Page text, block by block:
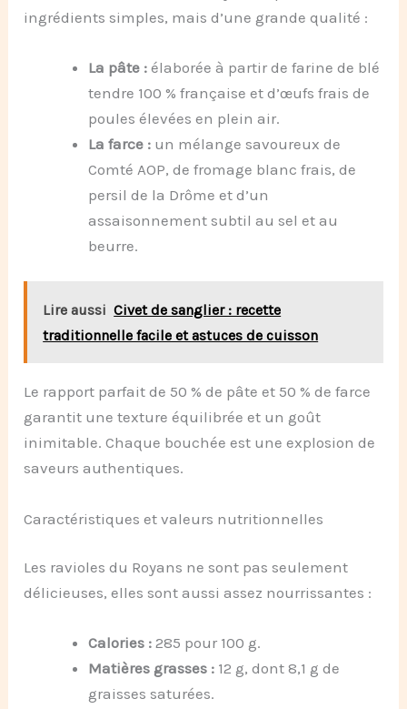
ingrédients simples, mais d’une grande qualité :
La pâte : élaborée à partir de farine de blé
tendre 100 % française et d’œufs frais de
poules élevées en plein air.
La farce : un mélange savoureux de
Comté AOP, de fromage blanc frais, de
persil de la Drôme et d’un
assaisonnement subtil au sel et au
beurre.
Lire aussi Civet de sanglier : recette
traditionnelle facile et astuces de cuisson
Le rapport parfait de 50 % de pâte et 50 % de farce
garantit une texture équilibrée et un goût
inimitable. Chaque bouchée est une explosion de
saveurs authentiques.
Caractéristiques et valeurs nutritionnelles
Les ravioles du Royans ne sont pas seulement
délicieuses, elles sont aussi assez nourrissantes :
Calories : 285 pour 100 g.
Matières grasses : 12 g, dont 8,1 g de
graisses saturées.